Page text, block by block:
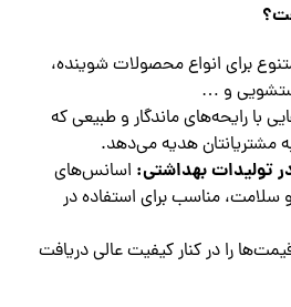
برای انواع محصولات شوینده،
و …
با رایحه‌های ماندگار و طبیعی که
مشتریانتان هدیه می‌دهد.
تولیدات بهداشتی: اسانس‌های
مناسب برای استفاده در
را در کنار کیفیت عالی دریافت